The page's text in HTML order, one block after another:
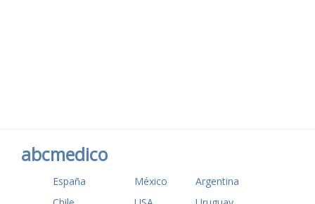
abcmedico
España México
Argentina